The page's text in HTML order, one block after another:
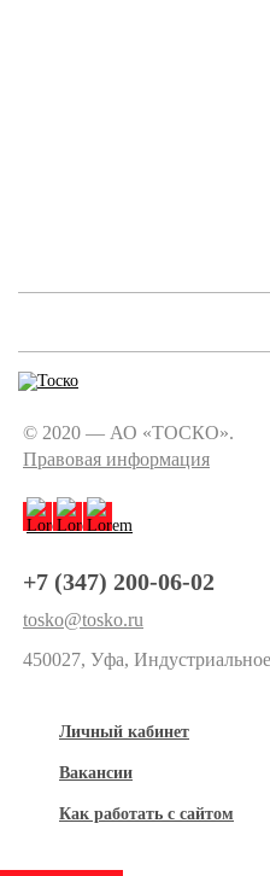
© 2020 — АО «ТОСКО».
Правовая информация
+7 (347) 200-06-02
tosko@tosko.ru
450027, Уфа,
Личный кабинет
Вакансии
Как работать с сайтом